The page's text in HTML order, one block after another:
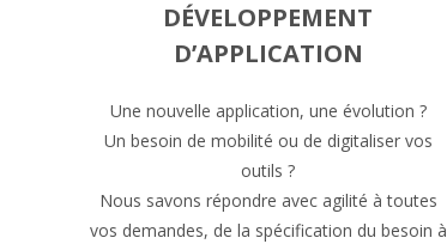
DÉVELOPPEMENT
D’APPLICATION
Une nouvelle application, une évolution ?
Un besoin de mobilité ou de digitaliser vos
outils ?
Nous savons répondre avec agilité à toutes
vos demandes, de la spécification du besoin à